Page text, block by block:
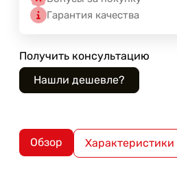
Гарантия качества
Получить консультацию
Обзор Характеристики